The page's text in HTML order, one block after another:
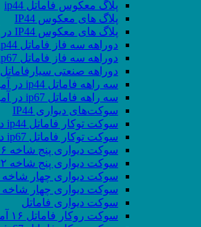
پلاگ معکوس فاماتل ip44
پلاگ های معکوس IP44
پلاگ های معکوس IP44 در آمپرهای مختلف
دوراهه سه فاز فاماتل ip44
دوراهه سه فاز فاماتل ip67
دوراهه صنعتی سیارفاماتل
سه راهه فاماتل ip44 در آمپرهای مختلف
سه راهه فاماتل ip67 در آمپرهای مختلف
سوکت‌های دیواری IP44
سوکت توکار فاماتل ip44 در آمپرهای مختلف
سوکت توکار فاماتل ip67 در آمپرهای مختلف
سوکت دیواری پنج شاخه ۱۶ آمپر
سوکت دیواری پنج شاخه ۳۲ آمپر
سوکت دیواری چهار شاخه ۱۶ آمپر
سوکت دیواری چهار شاخه ۳۲ آمپر
سوکت دیواری فاماتل
سوکت روکار فاماتل ۱۶ آمپر